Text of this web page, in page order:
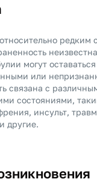
редким
могут оставаться
или
связана с
состояниями,
инсульт,
другие.